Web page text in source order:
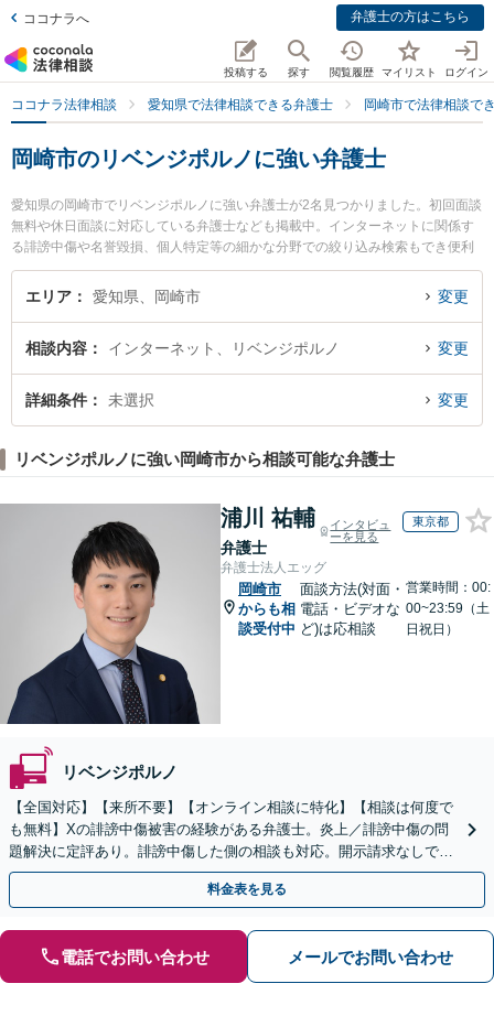
ココナラへ 弁護士の方はこちら
投稿する 探す 閲覧履歴 マイリスト ログイン
ココナラ法律相談 愛知県で法律相談できる弁護士 岡崎市で法律相談で
岡崎市のリベンジポルノに強い弁護士
愛知県の岡崎市でリベンジポルノに強い弁護士が2名見つかりました。初回面談
無料や休日面談に対応している弁護士なども掲載中。インターネットに関係す
る誹謗中傷や名誉毀損、個人特定等の細かな分野での絞り込み検索もでき便利
です。特に松村法律事務所の松村 修平弁護士や弁護士法人愛知総合法律事務所
岡崎事務所の安井 孝侑記弁護士のプロフィール情報や弁護士費用、強みなどが
富な近くの弁護士を検索したい』『初回相談無料でリベンジポルノを法律相談
できる岡崎市内の弁護士に相談予約したい』などでお困りの相談者さんにおす
すめです。
エリア 愛知県、岡崎市 変更
相談内容 インターネット、リベンジポルノ 変更
詳細条件 未選択 変更
リベンジポルノに強い岡崎市から相談可能な弁護士
浦川 祐輔
弁護士
インタビュ
ーを見る
東京都
弁護士法人エッグ
岡崎市
からも相
談受付中
面談方法(対面・
電話・ビデオな
ど)は応相談
営業時間：00:
00~23:59（土
日祝日）
リベンジポルノ
【全国対応】【来所不要】【オンライン相談に特化】【相談は何度で
も無料】Xの誹謗中傷被害の経験がある弁護士。炎上／誹謗中傷の問
題解決に定評あり。誹謗中傷した側の相談も対応。開示請求なしで本
人の特定ができる場合もあり。
料金表を見る
電話でお問い合わせ メールでお問い合わせ